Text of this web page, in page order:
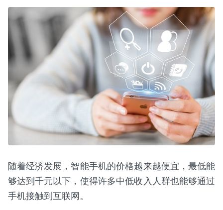
随着经济发展，智能手机的价格越来越便宜，最低能
够达到千元以下，使得许多中低收入人群也能够通过
手机接触到互联网。